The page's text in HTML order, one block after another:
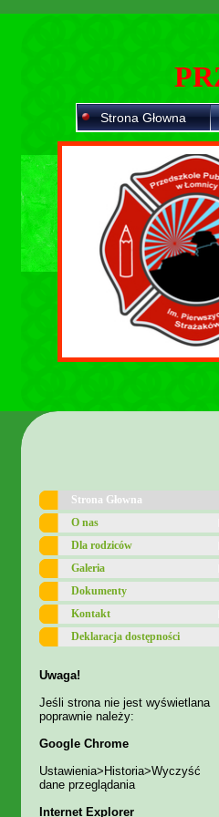
Strona Głowna
Strona Głowna
O nas
Dla rodziców
Galeria
Dokumenty
Kontakt
Deklaracja dostępności
Uwaga!
Jeśli strona nie jest wyświetlana
poprawnie należy:
Google Chrome
Ustawienia>Historia>Wyczyść
dane przeglądania
Internet Explorer